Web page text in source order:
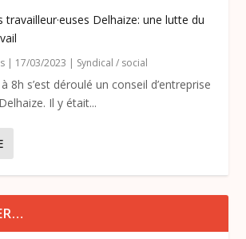
| 17/03/2023 | Syndical / social
8h s’est déroulé un conseil d’entreprise
Il y était...